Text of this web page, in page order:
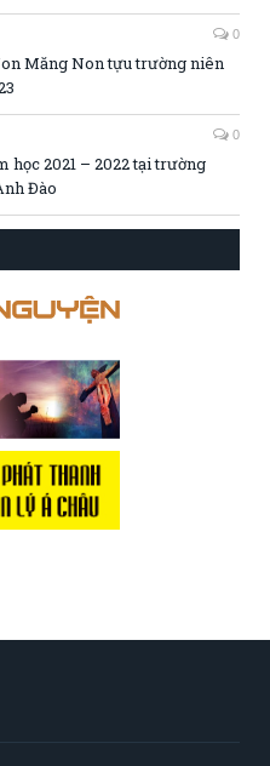
0
Măng Non tựu trường niên
0
học 2021 – 2022 tại trường
Đào